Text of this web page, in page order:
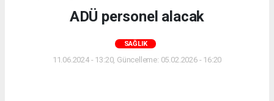
ADÜ personel alacak
SAĞLIK
11.06.2024 - 13:20, Güncelleme: 05.02.2026 - 16:20